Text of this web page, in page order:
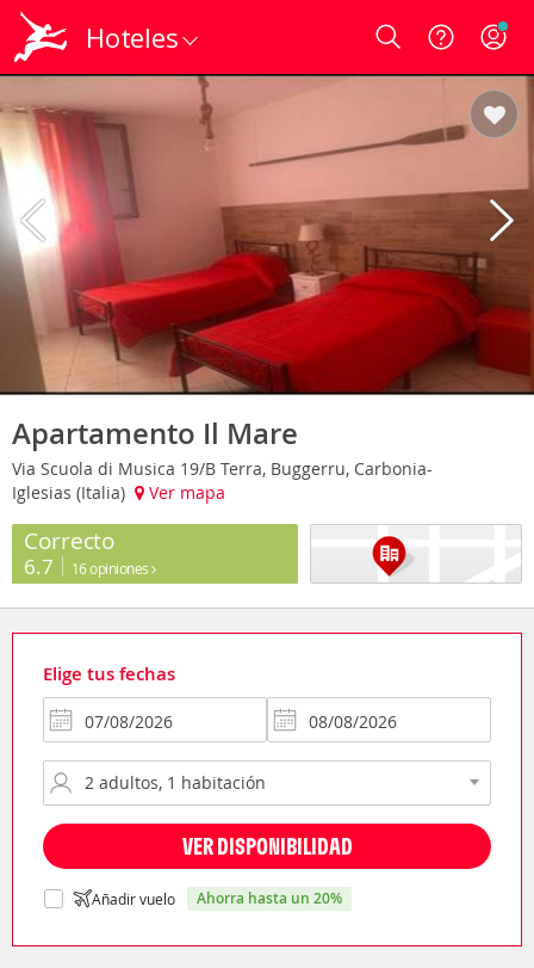
Hoteles Login
Apartamento Il Mare
Via Scuola di Musica 19/B Terra, Buggerru, Carbonia-
Iglesias (Italia)
Ver mapa
Correcto
6.7 16 opiniones
Elige tus fechas
VER DISPONIBILIDAD
Añadir vuelo ahorra hasta un 20%